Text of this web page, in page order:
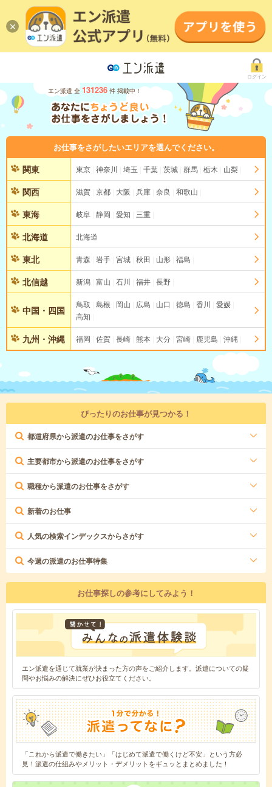
ログイン
エン派遣 全 131236 件 掲載中！
お仕事をさがしたいエリアを選んでください。
関東 東京 神奈川 埼玉 千葉 茨城 群馬 栃木 山梨
関西 滋賀 京都 大阪 兵庫 奈良 和歌山
東海 岐阜 静岡 愛知 三重
北海道 北海道
東北 青森 岩手 宮城 秋田 山形 福島
北信越 新潟 富山 石川 福井 長野
中国・四国
鳥取 島根 岡山 広島 山口 徳島 香川 愛媛
高知
九州・沖縄 福岡 佐賀 長崎 熊本 大分 宮崎 鹿児島 沖縄
ぴったりのお仕事が見つかる！
都道府県から派遣のお仕事をさがす
主要都市から派遣のお仕事をさがす
職種から派遣のお仕事をさがす
新着のお仕事
人気の検索インデックスからさがす
今週の派遣のお仕事特集
お仕事探しの参考にしてみよう！
エン派遣を通じて就業が決まった方の声をご紹介します。派遣についての疑
問やお悩みの解決にぜひお役立てください。
「これから派遣で働きたい」「はじめて派遣で働くけど不安」という方必
見！派遣の仕組みやメリット・デメリットをギュッとまとめました！